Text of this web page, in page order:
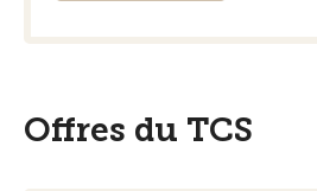
Offres du TCS